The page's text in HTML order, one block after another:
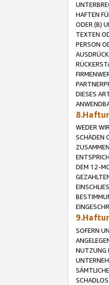
HAFTEN
ODER (B)
TEXTEN
PERSON
DIESES
WEDER
SCHÄDEN
DEM 12-
SOFERN
NUTZUNG